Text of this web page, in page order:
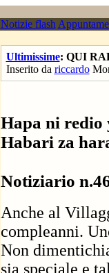
Notizie flash
Ultimissime: QUI
Inserito da riccardo
Hapa ni
Habari za
Notiziario
Anche al
compleanni.
Non
sia speciale e